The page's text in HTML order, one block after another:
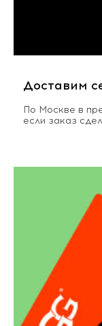
Доставим
По Москве в
если заказ